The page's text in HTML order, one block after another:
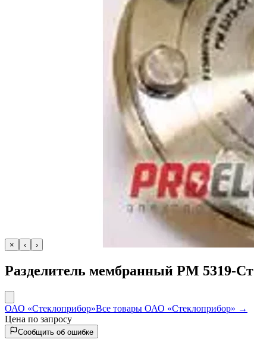
× ‹ ›
Разделитель мембранный РМ 5319-Ст
ОАО «Стеклоприбор»Все товары ОАО «Стеклоприбор» →
Цена по запросу
Сообщить об ошибке